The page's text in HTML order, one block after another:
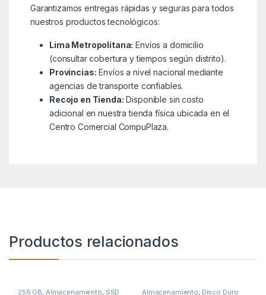
Garantizamos entregas rápidas y seguras para todos
nuestros productos tecnológicos:
Lima Metropolitana: Envíos a domicilio
(consultar cobertura y tiempos según distrito).
Provincias: Envíos a nivel nacional mediante
agencias de transporte confiables.
Recojo en Tienda: Disponible sin costo
adicional en nuestra tienda física ubicada en el
Centro Comercial CompuPlaza.
Productos relacionados
256 GB Almacenamiento SSD Almacenamiento Disco Duro